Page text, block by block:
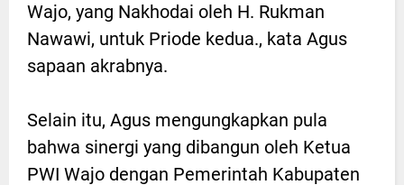
Wajo, yang Nakhodai oleh H. Rukman
Nawawi, untuk Priode kedua., kata Agus
sapaan akrabnya.
Selain itu, Agus mengungkapkan pula
bahwa sinergi yang dibangun oleh Ketua
PWI Wajo dengan Pemerintah Kabupaten